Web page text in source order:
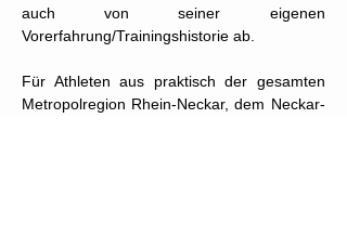
auch von seiner eigenen
Vorerfahrung/Trainingshistorie ab.
Für Athleten aus praktisch der gesamten
Metropolregion Rhein-Neckar, dem Neckar-